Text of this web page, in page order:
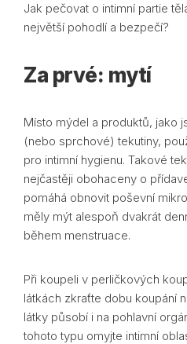
Jak pečovat o intimní partie
největší pohodlí a bezpečí?
Za prvé: mytí
Místo mýdel a produktů, jako
(nebo sprchové) tekutiny,
pro intimní hygienu. Takové
nejčastěji obohaceny o
pomáhá obnovit poševní
měly mýt alespoň dvakrát
během menstruace.
Při koupeli v perličkových
látkách zkraťte dobu koupání
látky působí i na pohlavní
tohoto typu omyjte intimní